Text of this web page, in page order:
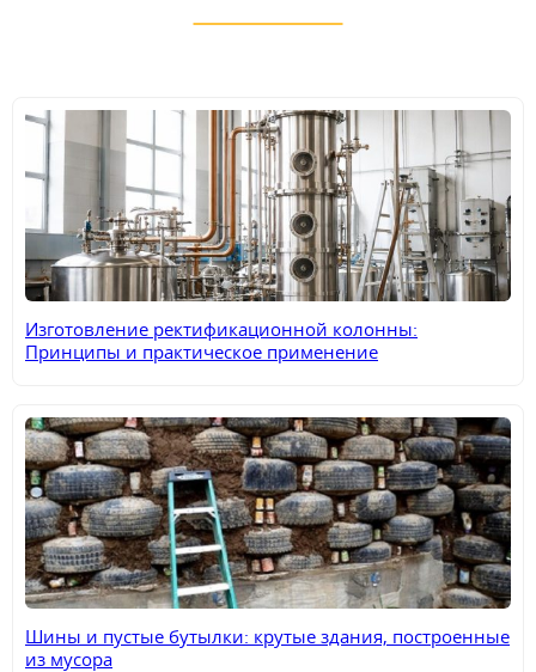
Изготовление ректификационной колонны:
Принципы и практическое применение
Шины и пустые бутылки: крутые здания, построенные
из мусора